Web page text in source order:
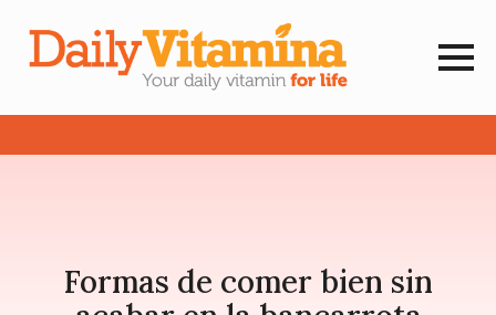
Formas de comer bien sin